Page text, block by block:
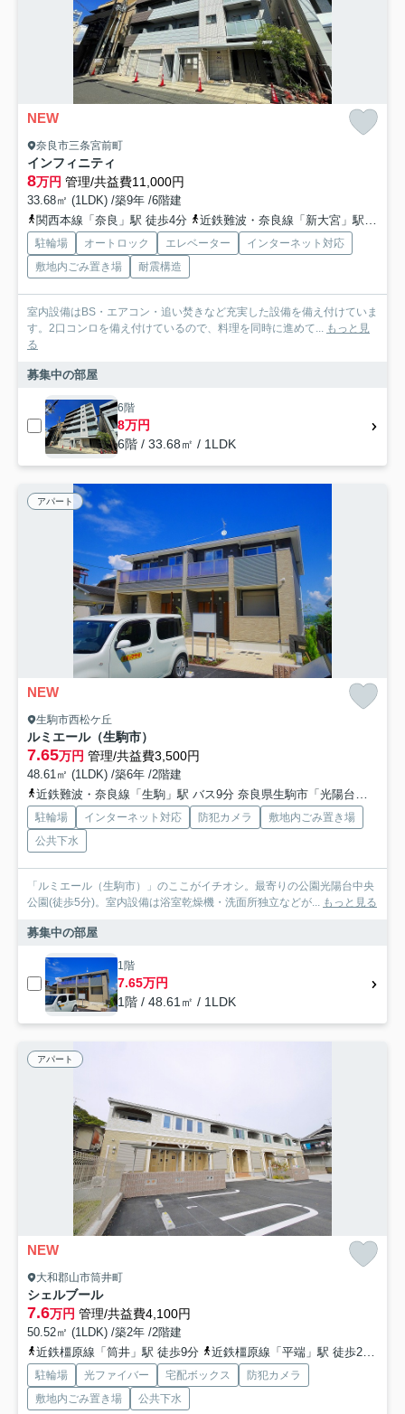
NEW
奈良市三条宮前町
インフィニティ
8万円 管理/共益費11,000円
33.68㎡ (1LDK) /築9年 /6階建
関西本線「奈良」駅 徒歩4分
近鉄難波・奈良線「新大宮」駅 徒歩10分
駐輪場 オートロック エレベーター
インターネット対応
敷地内ごみ置き場
耐震構造
室内設備はBS・エアコン・追い焚きなど充実した設備を備え付けていま
す。2口コンロを備え付けているので、料理を同時に進めて...
もっと見
る
募集中の部屋
6階
8万円
6階 / 33.68㎡ / 1LDK
アパート
NEW
生駒市西松ケ丘
ルミエール（生駒市）
7.65万円 管理/共益費3,500円
48.61㎡ (1LDK) /築6年 /2階建
近鉄難波・奈良線「生駒」駅 バス9分 奈良県生駒市「光陽台東公園」 停歩5分
駐輪場 インターネット対応 防犯カメラ
敷地内ごみ置き場
公共下水
「ルミエール（生駒市）」のここがイチオシ。最寄りの公園光陽台中央
公園(徒歩5分)。室内設備は浴室乾燥機・洗面所独立などが...
もっと見る
募集中の部屋
1階
7.65万円
1階 / 48.61㎡ / 1LDK
アパート
NEW
大和郡山市筒井町
シェルブール
7.6万円 管理/共益費4,100円
50.52㎡ (1LDK) /築2年 /2階建
近鉄橿原線「筒井」駅 徒歩9分
近鉄橿原線「平端」駅 徒歩28分
駐輪場 光ファイバー 宅配ボックス
防犯カメラ
敷地内ごみ置き場
公共下水